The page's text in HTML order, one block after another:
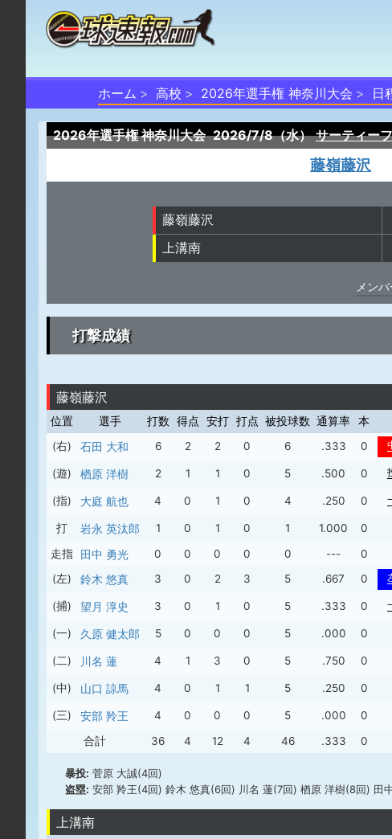
ホーム 高校 2026年選手権 神奈川大会 日
2026年選手権 神奈川大会 2026/7/8（水） サーティー
藤嶺藤沢
藤嶺藤沢
上溝南
メンバ
打撃成績
藤嶺藤沢
位置 選手 打数 得点 安打 打点 被投球数 通算率 本
(右)
石田 大和 6 2 2 0 6 .333 0
(遊) 楢原 洋樹 2 1 1 0 5 .500 0
(指) 大庭 航也 4 0 1 0 4 .250 0
打 岩永 英汰郎 1 0 1 0 1 1.000 0
走指 田中 勇光 0 0 0 0 0 ---
0
(左)
鈴木 悠真 3 0 2 3 5 .667 0
(捕) 望月 淳史 3 0 1 0 5 .333 0
(一) 久原 健太郎 5 0 0 0 5 .000 0
(二) 川名 蓮 4 1 3 0 5 .750 0
(中) 山口 諒馬 4 0 1 1 5 .250 0
(三) 安部 羚王 4 0 0 0 5 .000 0
合計 36 4 12 4 46 .333 0
暴投: 菅原 大誠(4回)
盗塁: 安部 羚王(4回) 鈴木 悠真(6回) 川名 蓮(7回) 楢原 洋樹(8回) 田
上溝南